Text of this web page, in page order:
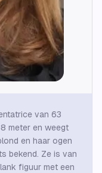
van 63
meter en weegt
en haar ogen
bekend. Ze is van
figuur met een